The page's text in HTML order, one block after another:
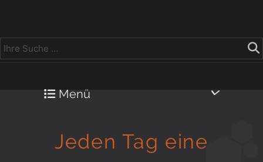
Menü
Gesund in Form
Jeden Tag eine